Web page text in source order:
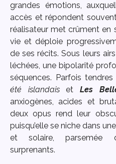
grandes émotions,
accès et répondent
réalisateur met crûment en
vie et déploie
de ses récits. Sous leurs
léchées, une bipolarité
séquences. Parfois
été islandaisetLes
anxiogènes, acides et
deux opus rend leur
puisqu’elle se niche dans
et solaire, parsemée
surprenants.